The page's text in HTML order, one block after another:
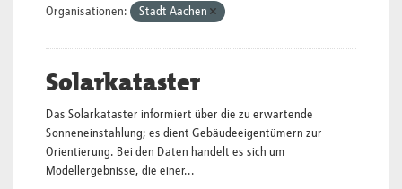
Organisationen: Stadt Aachen
Solarkataster
Das Solarkataster informiert über die zu erwartende
Sonneneinstahlung; es dient Gebäudeeigentümern zur
Orientierung. Bei den Daten handelt es sich um
Modellergebnisse, die einer...